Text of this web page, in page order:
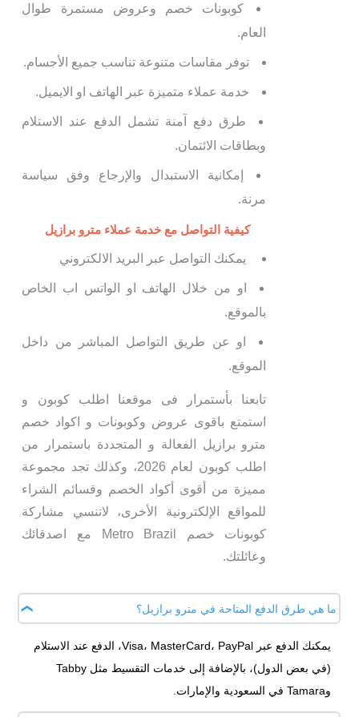
كوبونات خصم وعروض مستمرة طوال
العام.
توفر مقاسات متنوعة تناسب جميع الأجسام.
خدمة عملاء متميزة عبر الهاتف او الايميل.
طرق دفع آمنة تشمل الدفع عند الاستلام
وبطاقات الائتمان.
إمكانية الاستبدال والإرجاع وفق سياسة
مرنة.
كيفية التواصل مع خدمة عملاء مترو برازيل
يمكنك التواصل عبر البريد الالكتروني
او من خلال الهاتف او الواتس اب الخاص
بالموقع.
او عن طريق التواصل المباشر من داخل
الموقع.
تابعنا بأستمرار فى موقعنا اطلب كوبون و
استمتع باقوى عروض وكوبونات و اكواد خصم
مترو برازيل الفعالة و المتجددة باستمرار من
اطلب كوبون لعام 2026، وكذلك تجد مجموعة
مميزة من أقوى أكواد الخصم وقسائم الشراء
للمواقع الإلكترونية الأخرى، لاتنسي مشاركة
كوبونات خصم Metro Brazil مع اصدقائك
وعائلتك.
ما هي طرق الدفع المتاحة في مترو برازيل؟
يمكنك الدفع عبر Visa، MasterCard، PayPal، الدفع عند الاستلام
(في بعض الدول)، بالإضافة إلى خدمات التقسيط مثل Tabby
وTamara في السعودية والإمارات.